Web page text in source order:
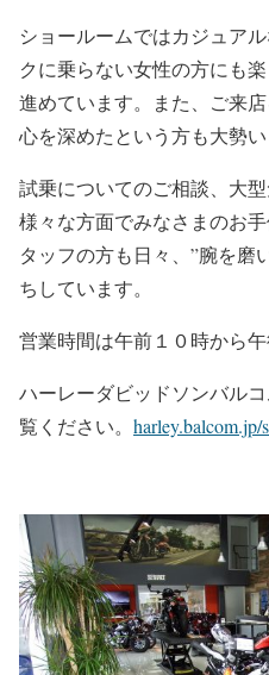
ショールームではカジュア
クに乗らない女性の方にも
進めています。また、ご来
心を深めたという方も大勢い
試乗についてのご相談、大
様々な方面でみなさまのお
タッフの方も日々、”腕を磨
ちしています。
営業時間は午前１０時から
ハーレーダビッドソンバル
覧ください。 harley.balcom.jp/